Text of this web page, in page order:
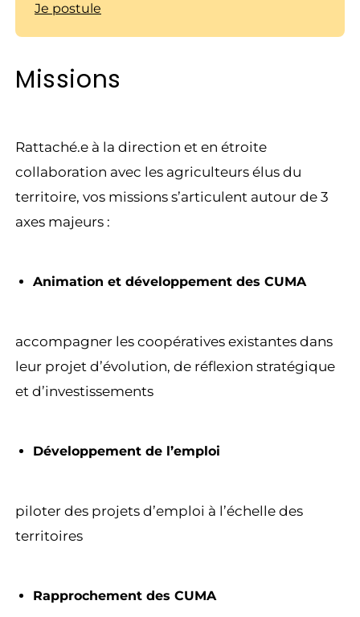
Je postule
Missions
Rattaché.e à la direction et en étroite
collaboration avec les agriculteurs élus du
territoire, vos missions s’articulent autour de 3
axes majeurs :
Animation et développement des CUMA
accompagner les coopératives existantes dans
leur projet d’évolution, de réflexion stratégique
et d’investissements
Développement de l’emploi
piloter des projets d’emploi à l’échelle des
territoires
Rapprochement des CUMA